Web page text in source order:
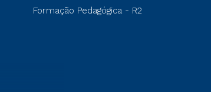
Formação Pedagógica - R2